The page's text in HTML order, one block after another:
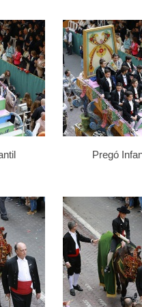
Pregó